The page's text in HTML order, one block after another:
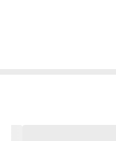
کاربردی بسیار فراوانی